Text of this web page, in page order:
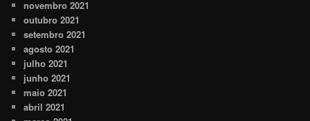
novembro 2021
outubro 2021
setembro 2021
agosto 2021
julho 2021
junho 2021
maio 2021
abril 2021